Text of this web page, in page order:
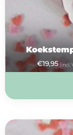
€19,95(incl.